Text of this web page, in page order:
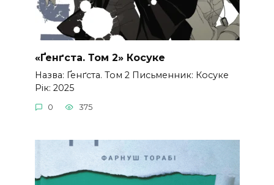
«Ґенґста. Том 2» Косуке
Назва: Ґенґста. Том 2 Письменник: Косуке
Рік: 2025
0 375